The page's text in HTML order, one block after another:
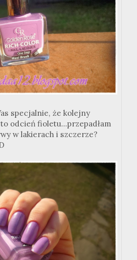
specjalnie, że kolejny
odcień fioletu...przepadłam
w lakierach i szczerze?